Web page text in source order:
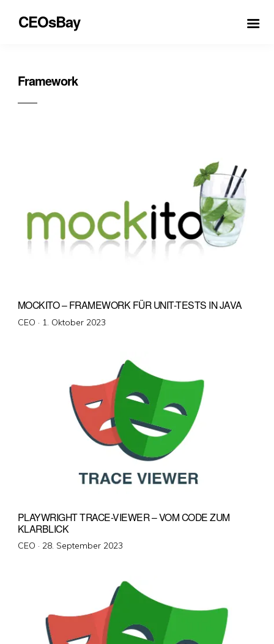
CEOsBay
Framework
MOCKITO – FRAMEWORK FÜR UNIT-TESTS IN JAVA
CEO · Veröffentlicht
1. Oktober 2023
PLAYWRIGHT TRACE-VIEWER – VOM CODE ZUM
KLARBLICK
CEO · Veröffentlicht
28. September 2023